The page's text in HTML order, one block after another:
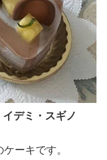
イデミ・スギノ
ーキです。